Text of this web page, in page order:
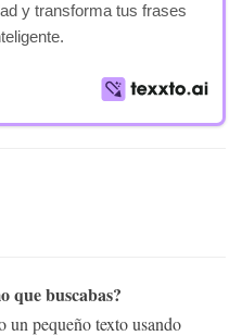
y transforma tus frases
que buscabas?
un pequeño texto usando